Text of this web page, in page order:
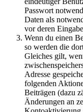
Passwort
Daten als
vor deren
Wenn du einen
so werden die
Gleiches gilt,
Adresse
folgenden
Beiträgen (dazu
Änderungen an